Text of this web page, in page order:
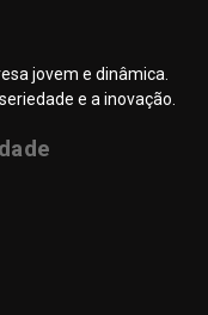
jovem e dinâmica.
e a inovação.